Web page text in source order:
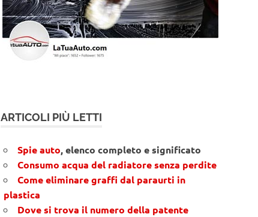
ARTICOLI PIÙ LETTI
Spie auto, elenco completo e significato
Consumo acqua del radiatore senza perdite
Come eliminare graffi dal paraurti in
plastica
Dove si trova il numero della patente